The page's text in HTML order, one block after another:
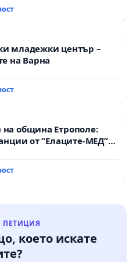
младежки център –
на Варна
община Етрополе:
от “Елаците-МЕД”
се изпълнят всички
ПЕТИЦИЯ
което искате